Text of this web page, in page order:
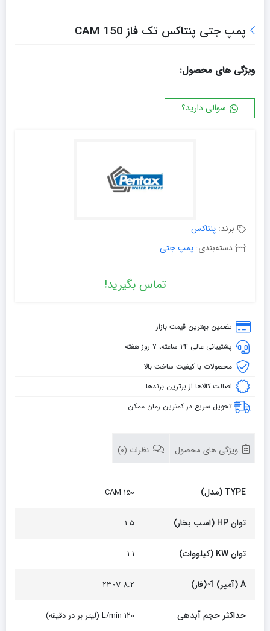
پمپ جتی پنتاکس تک فاز CAM 150
ویژگی های محصول:
سوالی دارید؟
برند: پنتاکس
دسته‌بندی: پمپ جتی
تماس بگیرید!
تضمین بهترین قیمت بازار
پشتیبانی عالی ۲۴ ساعته، ۷ روز هفته
محصولات با کیفیت ساخت بالا
اصالت کالاها از برترین برندها
تحویل سریع در کمترین زمان ممکن
ویژگی های محصول نظرات (0)
TYPE (مدل) CAM 150
توان HP (اسب بخار) 1.5
توان KW (کیلووات) 1.1
A (آمپر) 1 ̴(فاز) 8.2 230V
حداکثر حجم آبدهی 120 L/min (لیتر بر در دقیقه)